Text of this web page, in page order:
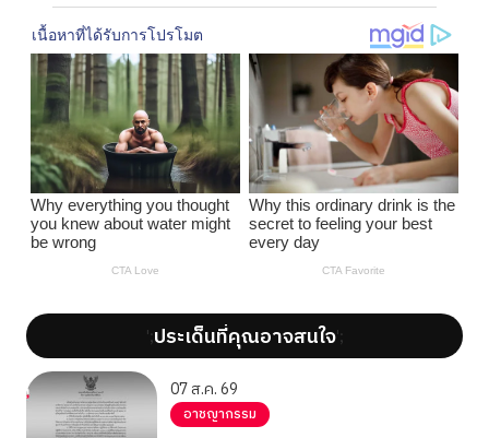
';ประเด็นที่คุณอาจสนใจ';
07 ส.ค. 69
อาชญากรรม